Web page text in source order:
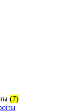
(7)